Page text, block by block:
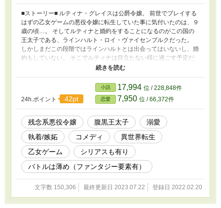
■ストーリー■ ルティナ・グレイスは公爵令嬢。 前世でプレイする
はずの乙女ゲームの悪役令嬢に転生していた事に気付いたのは、９
歳の頃…。 そしてルティナと婚約をすることになるのがこの国の
王太子である、ラインハルト・ロイ・ヴァイセンブルクだった。
しかしまだこの段階ではラインハルトとは出会ってはいないし、婚
約もしていない。 そこでルティナは目立たない様に過ごす予定だ
ったのだが、ある少女との出会いによりラインハルトに気に入られ
て強引に婚約者にさせられてしまう。 なんとか穏便に婚約を白紙
に戻そうと考えるルティナだったが…。 ＊＊補足説明＊＊ Ｒ１８
作品になります。ご注意ください。 基本的に前戯～本番に※（キ
スや軽いスキンシップなどには付けていません） R部分は後半から
になりますので割と後になりますが、スキンシップは前半から多
め。 この作品は旧タイトル『残念系悪役令嬢に転生！？』を改稿
しＲ１８仕様にしたものになります。 1年程放置していた未完結作
品ですが、初めて書いた異世界作品の為少し思入れがあります。
なのでこの機会に完結を目指して書くことに決めました。 一部他
の作品とキャラクター名が被る為変更してあります。
24h.ポイント 42pt
小説 17,994 位 / 228,848件
恋愛 7,950 位 / 66,372件
残念系悪役令嬢 腹黒王太子
溺愛
執着/嫉妬
コメディ
異世界転生
乙女ゲーム
シリアスも有り
バトルは薄め（ファンタジー要素有）
文字数 150,306 最終更新日 2023.07.22 登録日 2022.02.20